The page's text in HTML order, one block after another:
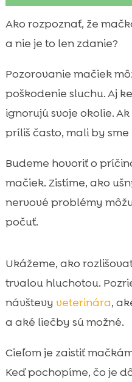
 Ako funguje sluch
dôležitý
počuje
 Poškodenie
dočasný a kedy o

Príčiny
 Vek, genetika a
 Rizikové faktory v
predchádzať
Kedy ísť k
vyšetrenia nás
 Možnosti liečby a
poškodení sluchu
 Život s mačkou,
 Výživa a
celkové zdravie
Ako rozpoznať, že
a nie je to len zdanie?
Pozorovanie mačiek
poškodenie sluchu. Aj
ignorujú svoje okolie.
príliš často, mali by
Budeme hovoriť o
mačiek. Zistíme, ako
nervové problémy
počuť.
Ukážeme, ako
trvalou hluchotou.
návštevy veterinára,
a aké liečby sú možné.
Cieľom je zaistiť
Keď pochopíme, čo je